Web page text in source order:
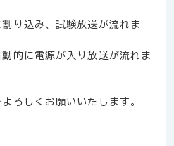
り込み、試験放送が流れま
的に電源が入り放送が流れま
ろしくお願いいたします。